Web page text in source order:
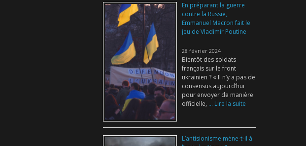
En préparant la guerre
contre la Russie,
Emmanuel Macron fait le
jeu de Vladimir Poutine
28 février 2024
Bientôt des soldats
français sur le front
ukrainien ? « Il n’y a pas de
consensus aujourd’hui
pour envoyer de manière
officielle, ... Lire la suite
L’antisionisme mène-t-il à